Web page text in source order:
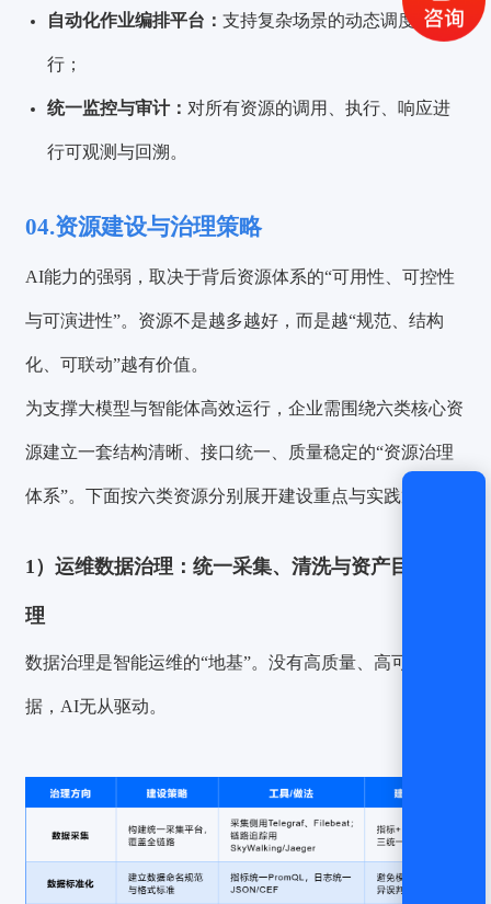
自动化作业编排平台：支持复杂场景的动态调度与执
行；
统一监控与审计： 对所有资源的调用、执行、响应进
行可观测与回溯。
04.资源建设与治理策略
AI能力的强弱，取决于背后资源体系的“可用性、可控性
与可演进性”。资源不是越多越好，而是越“规范、结构
化、可联动”越有价值。
为支撑大模型与智能体高效运行，企业需围绕六类核心资
源建立一套结构清晰、接口统一、质量稳定的“资源治理
体系”。下面按六类资源分别展开建设重点与实践策略。
1）运维数据治理：统一采集、清洗与资产目录管
理
数据治理是智能运维的“地基”。没有高质量、高可用的数
据，AI无从驱动。
获取验证码
登录